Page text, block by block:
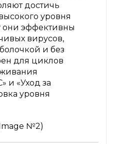
достичь
уровня
они эффективны
вирусов,
и без
для циклов
и «Уход за
уровня